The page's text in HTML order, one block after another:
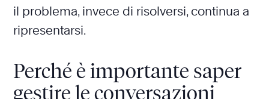
il problema, invece di risolversi, continua a
ripresentarsi.
Perché è importante saper
gestire le conversazioni